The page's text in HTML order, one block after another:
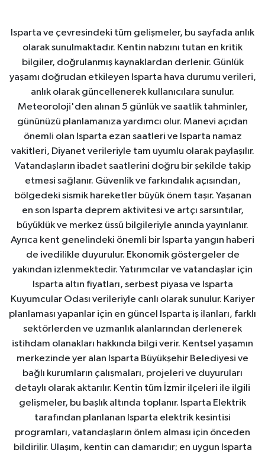
Isparta ve çevresindeki tüm gelişmeler, bu sayfada anlık
olarak sunulmaktadır. Kentin nabzını tutan en kritik
bilgiler, doğrulanmış kaynaklardan derlenir. Günlük
yaşamı doğrudan etkileyen Isparta hava durumu verileri,
anlık olarak güncellenerek kullanıcılara sunulur.
Meteoroloji'den alınan 5 günlük ve saatlik tahminler,
gününüzü planlamanıza yardımcı olur. Manevi açıdan
önemli olan Isparta ezan saatleri ve Isparta namaz
vakitleri, Diyanet verileriyle tam uyumlu olarak paylaşılır.
Vatandaşların ibadet saatlerini doğru bir şekilde takip
etmesi sağlanır. Güvenlik ve farkındalık açısından,
bölgedeki sismik hareketler büyük önem taşır. Yaşanan
en son Isparta deprem aktivitesi ve artçı sarsıntılar,
büyüklük ve merkez üssü bilgileriyle anında yayınlanır.
Ayrıca kent genelindeki önemli bir Isparta yangın haberi
de ivedilikle duyurulur. Ekonomik göstergeler de
yakından izlenmektedir. Yatırımcılar ve vatandaşlar için
Isparta altın fiyatları, serbest piyasa ve Isparta
Kuyumcular Odası verileriyle canlı olarak sunulur. Kariyer
planlaması yapanlar için en güncel Isparta iş ilanları, farklı
sektörlerden ve uzmanlık alanlarından derlenerek
istihdam olanakları hakkında bilgi verir. Kentsel yaşamın
merkezinde yer alan Isparta Büyükşehir Belediyesi ve
bağlı kurumların çalışmaları, projeleri ve duyuruları
detaylı olarak aktarılır. Kentin tüm İzmir ilçeleri ile ilgili
gelişmeler, bu başlık altında toplanır. Isparta Elektrik
tarafından planlanan Isparta elektrik kesintisi
programları, vatandaşların önlem alması için önceden
bildirilir. Ulaşım, kentin can damarıdır; en uygun Isparta